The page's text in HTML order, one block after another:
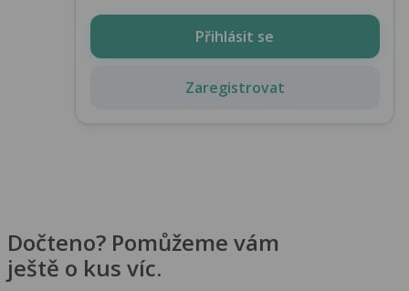
Přihlásit se
Zaregistrovat
Dočteno? Pomůžeme vám
ještě o kus víc.